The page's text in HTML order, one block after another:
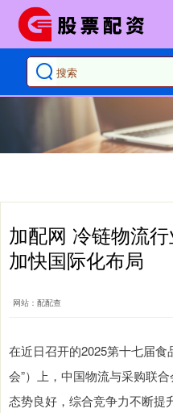
加配网 冷链物流
加快国际化布局
网站：配配查
在近日召开的2025第十七届食
会”）上，中国物流与采购联
态势良好，综合竞争力不断提